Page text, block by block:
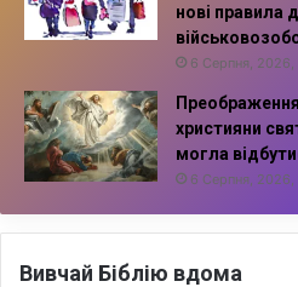
нові правила
6 Серпня, 2026,
християни
могла
6 Серпня, 2026,
Вивчай Біблію вдома